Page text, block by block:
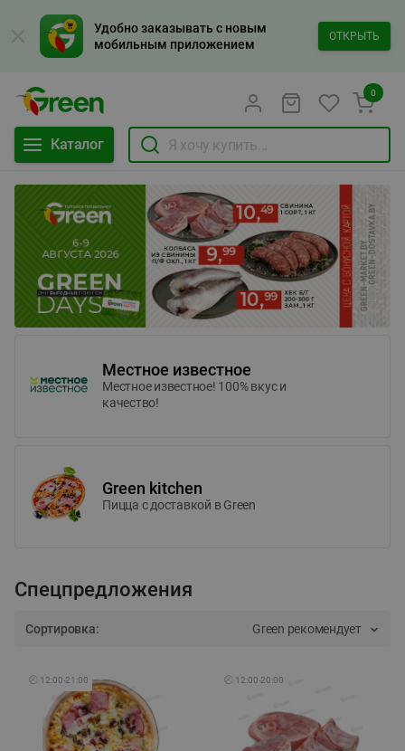
Удобно заказывать с новым
мобильным приложением
ОТКРЫТЬ
Каталог
0
Местное известное
Местное известное! 100% вкус и
качество!
Green kitchen
Пицца c доставкой в Green
Спецпредложения
Сортировка: Green рекомендует
🕘 12:00-21:00 🕘 12:00-20:00